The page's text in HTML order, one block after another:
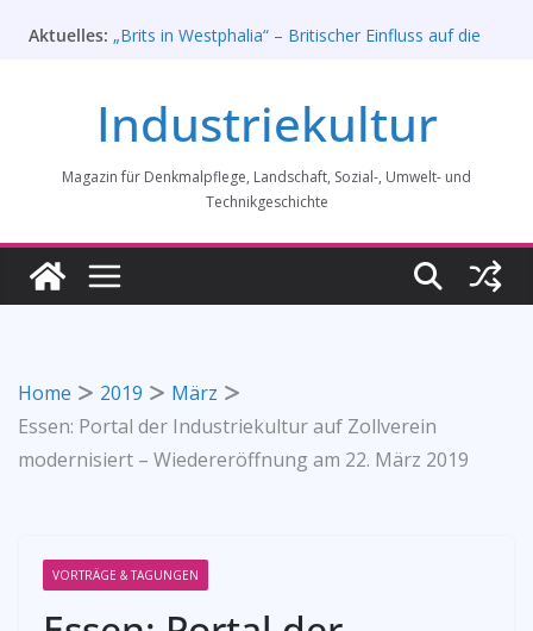
Inhalt
Aktuelles: „Brits in Westphalia“ – Britischer Einfluss auf die
werden – Erfolgreiche Demo am 1. August 2026
Prof. Dr. Rainer Slotta (1.5.1946-16.6.2026)
Vereins für Gussstahlfabrikation 1860 -1945:
Ausstellung in Bochum vom 28. Mai 2026 bis 31.
Rahmenprogramm der Tagung des
Bundesverbands Industriekultur in Augsburg 11/26
Industriekultur
Magazin für Denkmalpflege, Landschaft, Sozial-, Umwelt- und
Technikgeschichte
Home 2019
März
Essen: Portal der Industriekultur auf Zollverein
modernisiert – Wiedereröffnung am 22. März 2019
VORTRÄGE & TAGUNGEN